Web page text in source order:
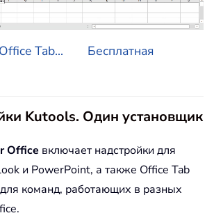
Tab...
Бесплатная
Kutools. Один установщик
Office включает надстройки для
и PowerPoint, а также Office Tab
команд, работающих в разных